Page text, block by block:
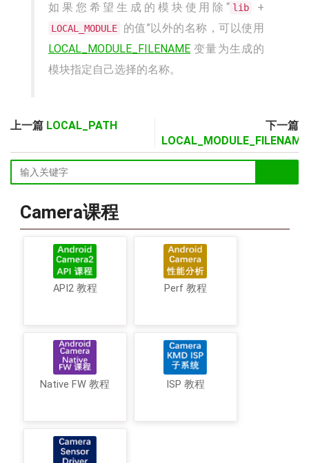
如果您希望生成的模块使用除“ lib +
LOCAL_MODULE
的值”以外的名称，可以使用
LOCAL_MODULE_FILENAME 变量为生成的
模块指定自己选择的名称。
上一篇 LOCAL_PATH
下一篇
LOCAL_MODULE_FILENAME
Camera课程
API2 教程 Perf 教程
Native FW 教程 ISP 教程